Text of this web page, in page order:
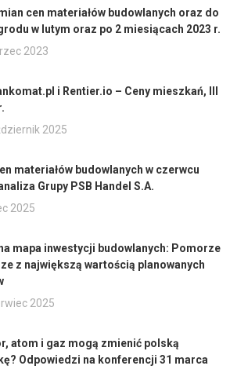
cen materiałów budowlanych oraz do
w lutym oraz po 2 miesiącach 2023 r.
2023
i Rentier.io – Ceny mieszkań, III
2025
materiałów budowlanych w czerwcu
Grupy PSB Handel S.A.
2025
mapa inwestycji budowlanych: Pomorze
z największą wartością planowanych
2025
atom i gaz mogą zmienić polską
Odpowiedzi na konferencji 31 marca